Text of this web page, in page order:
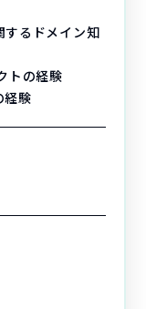
するドメイン知
トの経験
経験